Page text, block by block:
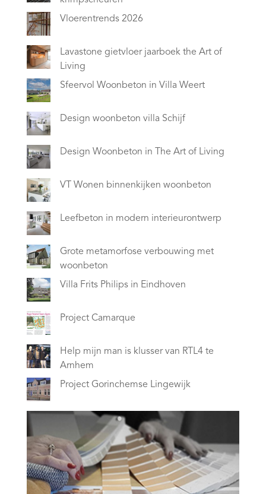
Vloerentrends 2026
Lavastone gietvloer jaarboek the Art of
Living
Sfeervol Woonbeton in Villa Weert
Design woonbeton villa Schijf
Design Woonbeton in The Art of Living
VT Wonen binnenkijken woonbeton
Leefbeton in modern interieurontwerp
Grote metamorfose verbouwing met
woonbeton
Villa Frits Philips in Eindhoven
Project Camarque
Help mijn man is klusser van RTL4 te
Arnhem
Project Gorinchemse Lingewijk